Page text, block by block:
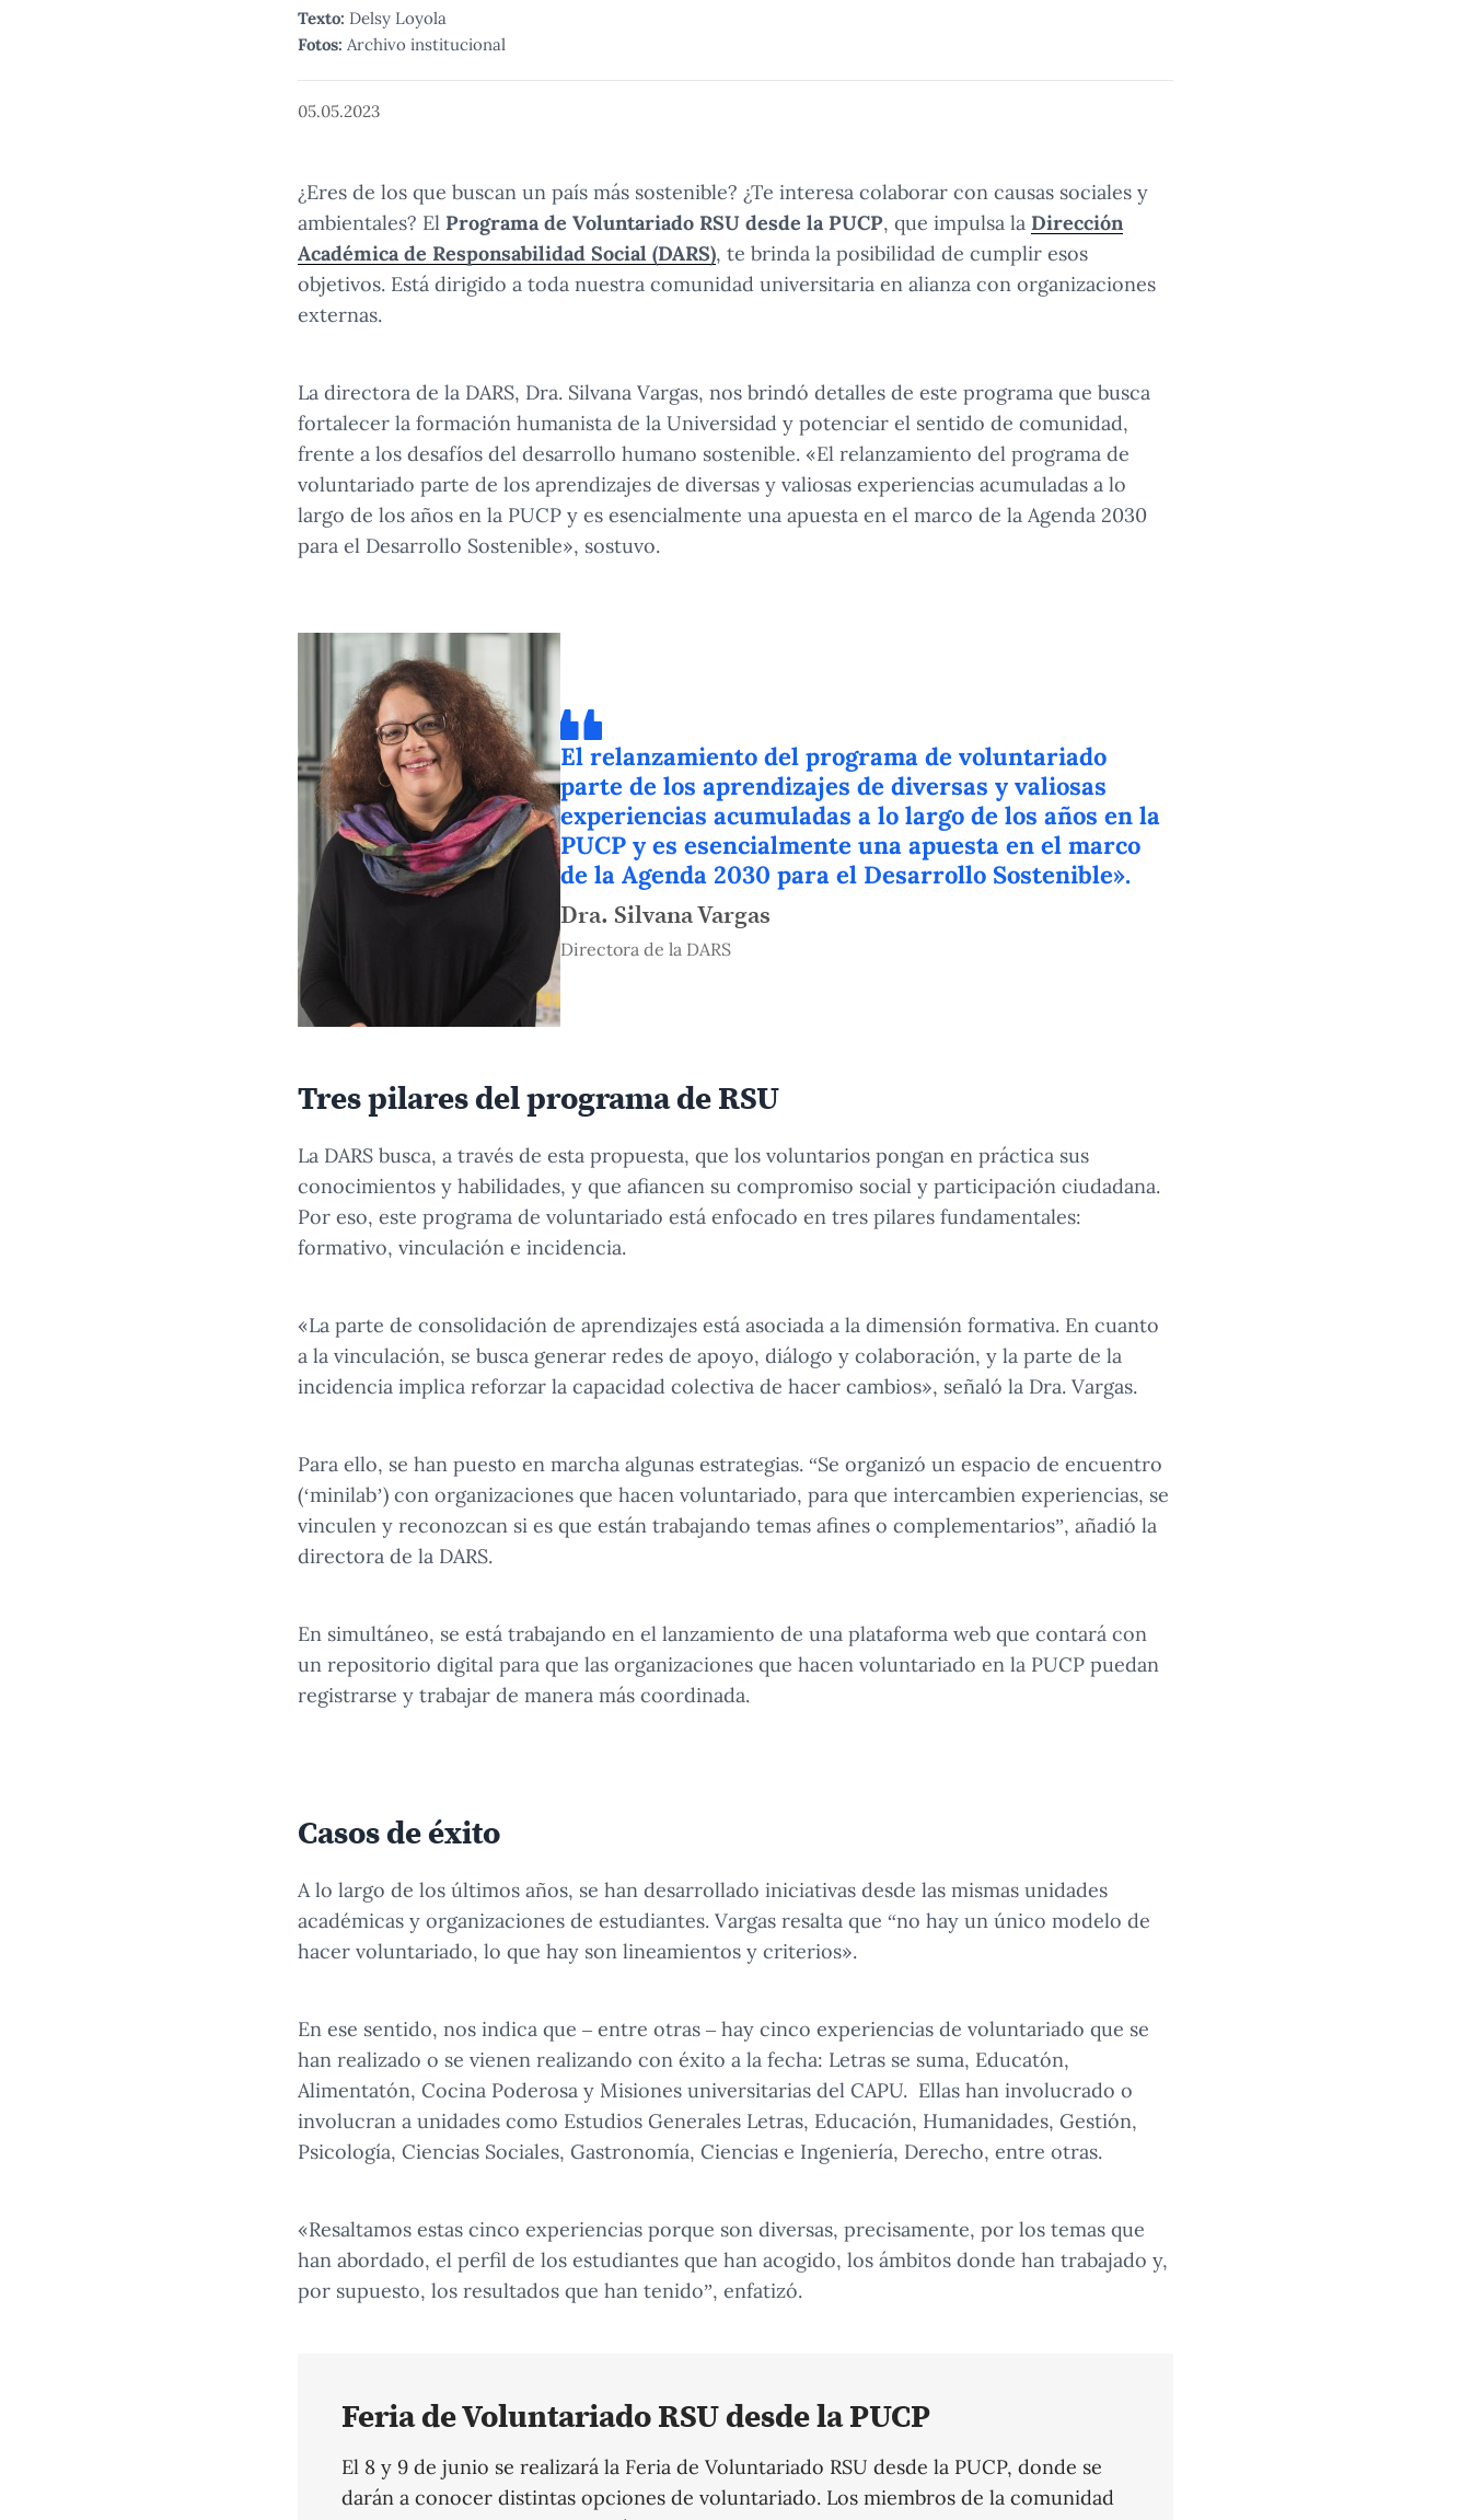
Texto: Delsy Loyola
Fotos: Archivo institucional
05.05.2023
¿Eres de los que buscan un país más sostenible? ¿Te interesa colaborar con causas sociales y
ambientales? El Programa de Voluntariado RSU desde la PUCP, que impulsa la Dirección
Académica de Responsabilidad Social (DARS), te brinda la posibilidad de cumplir esos
objetivos. Está dirigido a toda nuestra comunidad universitaria en alianza con organizaciones
externas.
La directora de la DARS, Dra. Silvana Vargas, nos brindó detalles de este programa que busca
fortalecer la formación humanista de la Universidad y potenciar el sentido de comunidad,
frente a los desafíos del desarrollo humano sostenible. «El relanzamiento del programa de
voluntariado parte de los aprendizajes de diversas y valiosas experiencias acumuladas a lo
largo de los años en la PUCP y es esencialmente una apuesta en el marco de la Agenda 2030
para el Desarrollo Sostenible», sostuvo.
El relanzamiento del programa de voluntariado
parte de los aprendizajes de diversas y valiosas
experiencias acumuladas a lo largo de los años en la
PUCP y es esencialmente una apuesta en el marco
de la Agenda 2030 para el Desarrollo Sostenible».
Dra. Silvana Vargas
Directora de la DARS
Tres pilares del programa de RSU
La DARS busca, a través de esta propuesta, que los voluntarios pongan en práctica sus
conocimientos y habilidades, y que afiancen su compromiso social y participación ciudadana.
Por eso, este programa de voluntariado está enfocado en tres pilares fundamentales:
formativo, vinculación e incidencia.
«La parte de consolidación de aprendizajes está asociada a la dimensión formativa. En cuanto
a la vinculación, se busca generar redes de apoyo, diálogo y colaboración, y la parte de la
incidencia implica reforzar la capacidad colectiva de hacer cambios», señaló la Dra. Vargas.
Para ello, se han puesto en marcha algunas estrategias. “Se organizó un espacio de encuentro
(‘minilab’) con organizaciones que hacen voluntariado, para que intercambien experiencias, se
vinculen y reconozcan si es que están trabajando temas afines o complementarios”, añadió la
directora de la DARS.
En simultáneo, se está trabajando en el lanzamiento de una plataforma web que contará con
un repositorio digital para que las organizaciones que hacen voluntariado en la PUCP puedan
registrarse y trabajar de manera más coordinada.
La DARS ya ha estado impulsando diversos programas de RSU.
Casos de éxito
A lo largo de los últimos años, se han desarrollado iniciativas desde las mismas unidades
académicas y organizaciones de estudiantes. Vargas resalta que “no hay un único modelo de
hacer voluntariado, lo que hay son lineamientos y criterios».
En ese sentido, nos indica que – entre otras – hay cinco experiencias de voluntariado que se
han realizado o se vienen realizando con éxito a la fecha: Letras se suma, Educatón,
Alimentatón, Cocina Poderosa y Misiones universitarias del CAPU. Ellas han involucrado o
involucran a unidades como Estudios Generales Letras, Educación, Humanidades, Gestión,
Psicología, Ciencias Sociales, Gastronomía, Ciencias e Ingeniería, Derecho, entre otras.
«Resaltamos estas cinco experiencias porque son diversas, precisamente, por los temas que
han abordado, el perfil de los estudiantes que han acogido, los ámbitos donde han trabajado y,
por supuesto, los resultados que han tenido”, enfatizó.
Feria de Voluntariado RSU desde la PUCP
El 8 y 9 de junio se realizará la Feria de Voluntariado RSU desde la PUCP, donde se
darán a conocer distintas opciones de voluntariado. Los miembros de la comunidad